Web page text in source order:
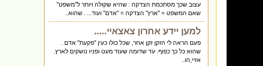
עצוב שכך מסתכמת הצדקה : שהיא שקולה ויותר ל"משפט"
שאם המשפט = "ארץ" הצדקה = "אדם" ועוד... . שהוא..
למען יידע אחרון צאצאיי.....
פעם הראה לי הזקן זקן אחר, שכל כולו כעין "פקעת" אדם .
שהוא כל כך כפוף. עד שדומה שעוד מעט ופניו נושקים לארץ.
אזיי,הו..